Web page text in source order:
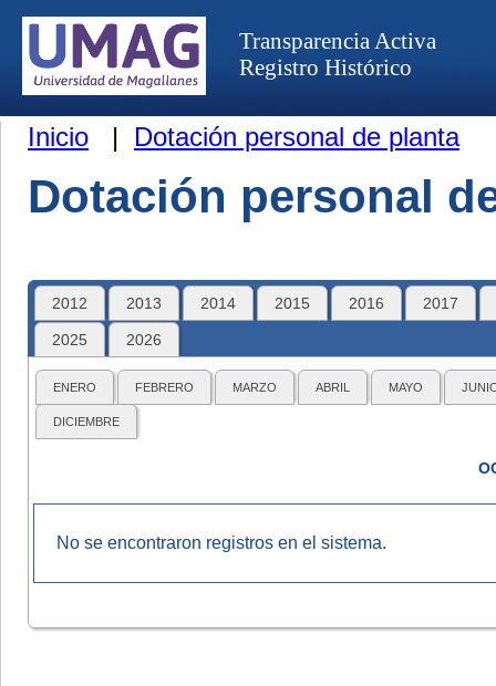
Transparencia Activa
Registro Histórico
Inicio | Dotación personal de planta
Dotación personal
2012 2013 2014 2015 2016 2017
2025 2026
ENERO FEBRERO MARZO ABRIL MAYO
DICIEMBRE
No se encontraron registros en el sistema.